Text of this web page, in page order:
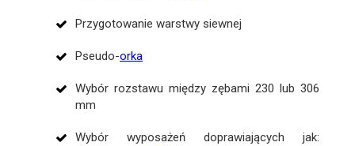
Przygotowanie warstwy siewnej
Pseudo-orka
Wybór rozstawu między zębami 230 lub 306
mm
Wybór wyposażeń doprawiających jak: